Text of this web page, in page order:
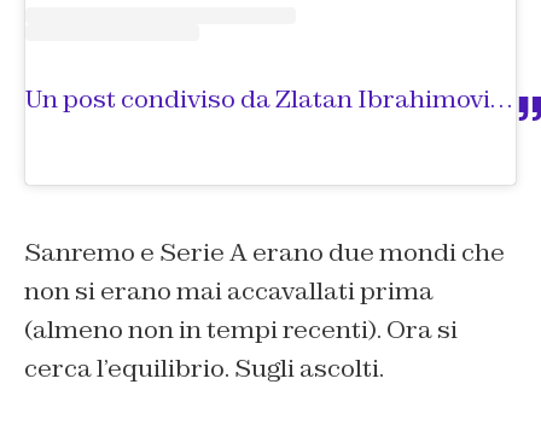
Un post condiviso da Zlatan Ibrahimović (@iamzlatanibrahimovic)
Sanremo e Serie A erano due mondi che
non si erano mai accavallati prima
(almeno non in tempi recenti). Ora si
cerca l’equilibrio. Sugli ascolti.